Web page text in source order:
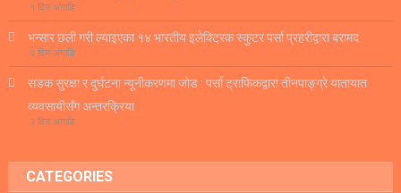
१ दिन अगाडि
भन्सार छली गरी ल्याइएका १४ भारतीय इलेक्ट्रिक स्कुटर पर्सा प्रहरीद्वारा बरामद
२ दिन अगाडि
सडक सुरक्षा र दुर्घटना न्यूनीकरणमा जोड : पर्सा ट्राफिकद्वारा तीनपाङ्ग्रे यातायात
व्यवसायीसँग अन्तरक्रिया
२ दिन अगाडि
CATEGORIES